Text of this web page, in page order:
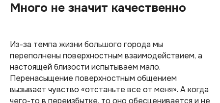
Много не значит качественно
Из-за темпа жизни большого города мы
переполнены поверхностным взаимодействием, а
настоящей близости испытываем мало.
Перенасыщение поверхностным общением
вызывает чувство «отстаньте все от меня». А когда
чего-то в переизбытке, то оно обесценивается и не